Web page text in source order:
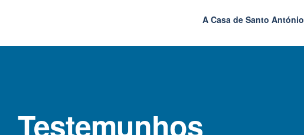
A Casa de Santo António
Testemunhos